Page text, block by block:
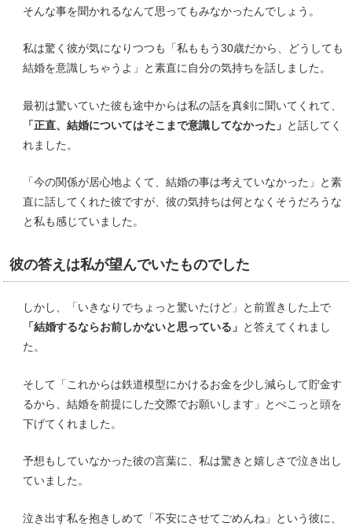
そんな事を聞かれるなんて思ってもみなかったんでしょう。
私は驚く彼が気になりつつも「私ももう30歳だから、どうしても
結婚を意識しちゃうよ」と素直に自分の気持ちを話しました。
最初は驚いていた彼も途中からは私の話を真剣に聞いてくれて、
「正直、結婚についてはそこまで意識してなかった」 と話してく
れました。
「今の関係が居心地よくて、結婚の事は考えていなかった」と素
直に話してくれた彼ですが、彼の気持ちは何となくそうだろうな
と私も感じていました。
彼の答えは私が望んでいたものでした
しかし、「いきなりでちょっと驚いたけど」と前置きした上で
「結婚するならお前しかないと思っている」 と答えてくれまし
た。
そして「これからは鉄道模型にかけるお金を少し減らして貯金す
るから、結婚を前提にした交際でお願いします」とぺこっと頭を
下げてくれました。
予想もしていなかった彼の言葉に、私は驚きと嬉しさで泣き出し
ていました。
泣き出す私を抱きしめて「不安にさせてごめんね」という彼に、